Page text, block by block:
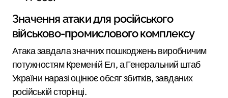
Значення атаки для російського
військово-промислового комплексу
Атака завдала значних пошкоджень виробничим
потужностям Кременій Ел, а Генеральний штаб
України наразі оцінює обсяг збитків, завданих
російській сторінці.